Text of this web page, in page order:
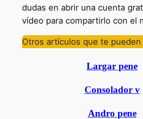
dudas en abrir una cuenta
vídeo para compartirlo con el
Otros artículos que te pueden
Largar pene
Consolador v
Andro pene